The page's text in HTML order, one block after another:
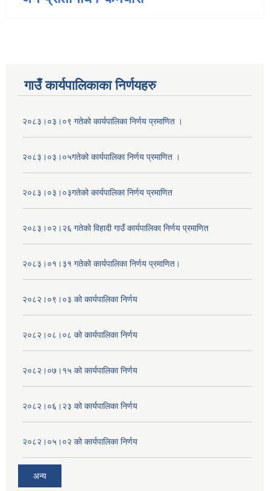
गाउँ कार्यपालिकाका निर्णयहरु
२०८३।०३।०९ गतेको कार्यपालिका निर्णय प्रमाणित ।
२०८३।०३।०५गतेको कार्यपालिका निर्णय प्रमाणित ।
२०८३।०३।०३गतेको कार्यपालिका निर्णय प्रमाणित
२०८३।०२।२६ गतेको विहादी गाउँ कार्यपालिका निर्णय प्रमाणित
२०८३।०१।३१ गतेको कार्यपालिका निर्णय प्रमाणित।
२०८२।०९।०३ को कार्यपालिका निर्णय
२०८२।०८।०८ को कार्यपालिका निर्णय
२०८२।०७।१५ को कार्यपालिका निर्णय
२०८२।०६।२३ को कार्यपालिका निर्णय
२०८२।०५।०२ को कार्यपालिका निर्णय
अन्य